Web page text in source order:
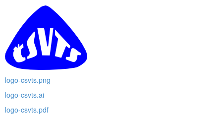
logo-csvts.png
logo-csvts.ai
logo-csvts.pdf